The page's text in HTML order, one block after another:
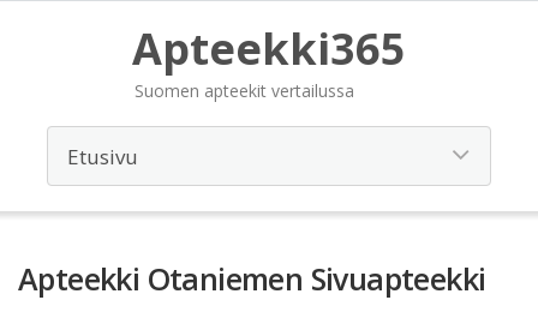
Apteekki365
Suomen apteekit vertailussa
Apteekki Otaniemen Sivuapteekki